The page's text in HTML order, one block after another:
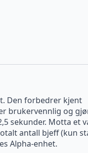
Den forbedrer kjent
brukervennlig og
sekunder. Motta et
antall bjeff (kun
Alpha-enhet.